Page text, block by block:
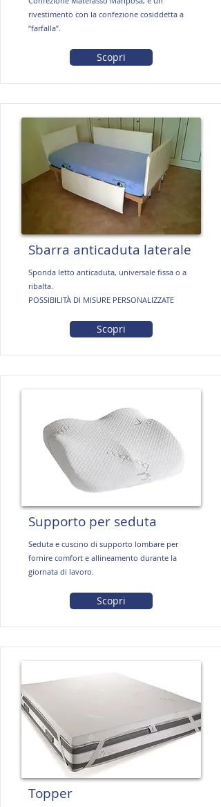
rivestimento con la confezione cosiddetta a
“farfalla”.
Scopri
Sbarra anticaduta laterale
Sponda letto anticaduta, universale fissa o a
ribalta.
POSSIBILITÀ DI MISURE PERSONALIZZATE
Scopri
Supporto per seduta
Seduta e cuscino di supporto lombare per
fornire comfort e allineamento durante la
giornata di lavoro.
Scopri
Topper